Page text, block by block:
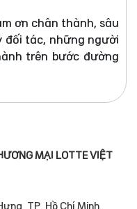
ơn chân thành, sâu
đối tác, những người
trên bước đường
MẠI LOTTE VIỆT
TP. Hồ Chí Minh